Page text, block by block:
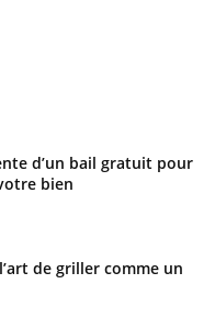
d’un bail gratuit pour
bien
de griller comme un